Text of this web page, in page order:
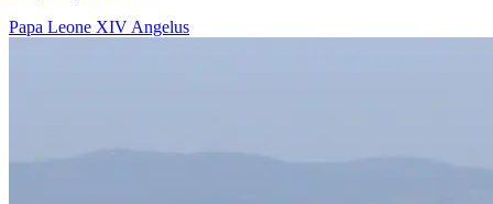
Papa Leone XIV Angelus